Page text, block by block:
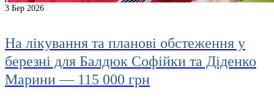
3 Бер 2026
На лікування та планові обстеження у
березні для Балдюк Софійки та Діденко
Марини — 115 000 грн